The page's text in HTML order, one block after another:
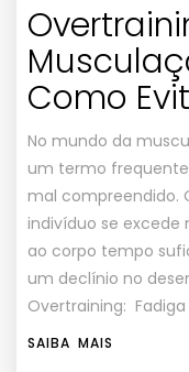
Como
No mundo da
um termo
mal compreendido.
indivíduo se excede
ao corpo tempo
um declínio no
Overtraining:
SAIBA MAIS